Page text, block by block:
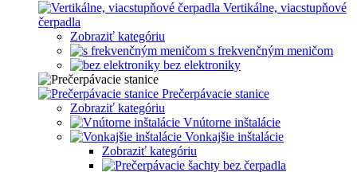
Vertikálne, viacstupňové
čerpadla
Zobraziť kategóriu
s frekvenčným meničom
bez elektroniky
Prečerpávacie stanice
Zobraziť kategóriu
Vnútorne inštalácie
Vonkajšie inštalácie
Zobraziť kategóriu